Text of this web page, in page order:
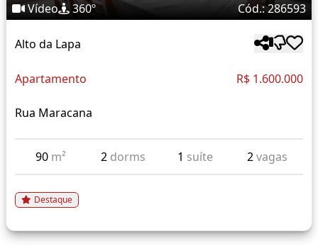
Vídeo 360º Cód.: 286593
Alto da Lapa
Apartamento R$ 1.600.000
Rua Maracana
90 m² 2 dorms 1 suíte 2vagas
Destaque